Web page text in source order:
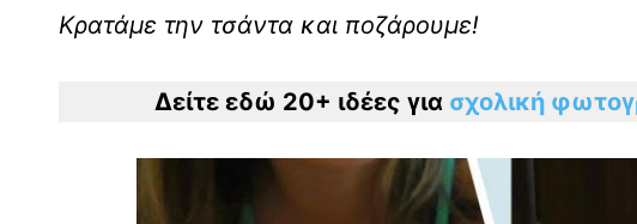
Κρατάμε την τσάντα και ποζάρουμε!
Δείτε εδώ 20+ ιδέες για σχολική